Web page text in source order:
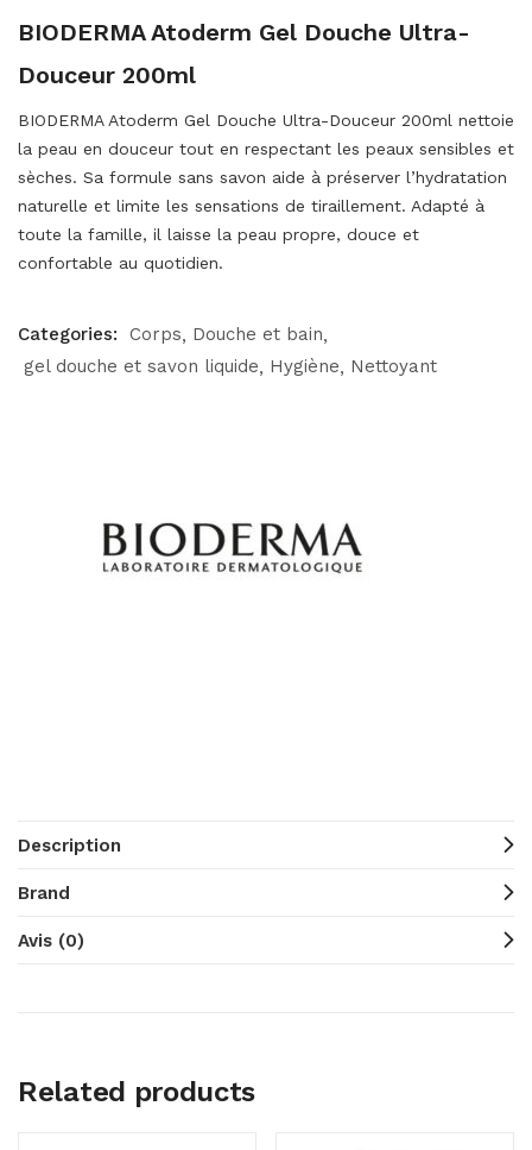
BIODERMA Atoderm Gel Douche Ultra-
Douceur 200ml
BIODERMA Atoderm Gel Douche Ultra-Douceur 200ml nettoie
la peau en douceur tout en respectant les peaux sensibles et
sèches. Sa formule sans savon aide à préserver l’hydratation
naturelle et limite les sensations de tiraillement. Adapté à
toute la famille, il laisse la peau propre, douce et
confortable au quotidien.
Categories: Corps
Douche et bain
gel douche et savon liquide
Hygiène Nettoyant
Description
Brand
Avis (0)
Related products